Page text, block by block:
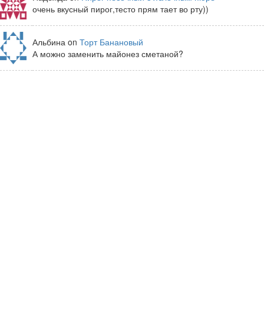
очень вкусный пирог,тесто прям тает во рту))
Альбина on Торт Банановый
А можно заменить майонез сметаной?